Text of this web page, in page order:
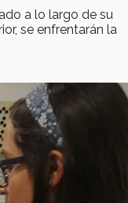
a lo largo de su
se enfrentarán la